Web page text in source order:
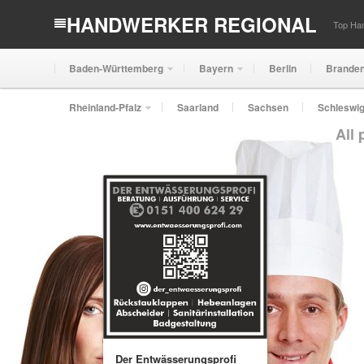
HANDWERKER REGIONAL Top
Baden-Württemberg Bayern Berlin
Rheinland-Pfalz Saarland Sachsen
All
Der Entwässerungsprofi